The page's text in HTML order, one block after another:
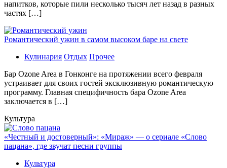
напитков, которые пили несколько тысяч лет назад в разных
частях […]
Романтический ужин в самом высоком баре на свете
Кулинария Отдых Прочее
Бaр Ozone Area в Гонконге на протяжении всего февраля
устраивает для своих гостей эксклюзивную романтическую
программу. Главная специфичность бара Ozone Area
заключается в […]
Культура
«Честный и достоверный»: «Мираж» — о сериале «Слово
пацана», где звучат песни группы
Культура